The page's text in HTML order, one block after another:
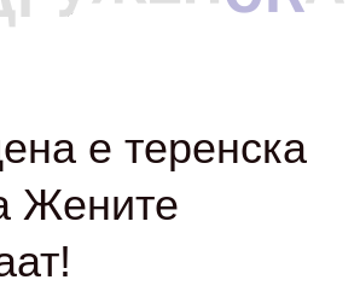
е теренска
Жените